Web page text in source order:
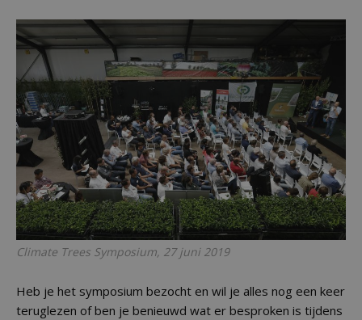
Climate Trees Symposium, 27 juni 2019
Heb je het symposium bezocht en wil je alles nog een keer
teruglezen of ben je benieuwd wat er besproken is tijdens